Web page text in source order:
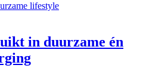
lifestyle
in duurzame én